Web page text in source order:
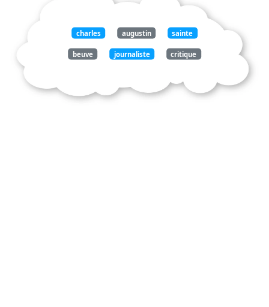
charles augustin sainte
beuve journaliste critique
devient ami victorhugo